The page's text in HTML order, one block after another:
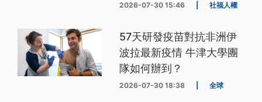
2026-07-30 15:46 社福人權
57天研發疫苗對抗非洲伊
波拉最新疫情 牛津大學團
隊如何辦到？
2026-07-30 18:38 全球